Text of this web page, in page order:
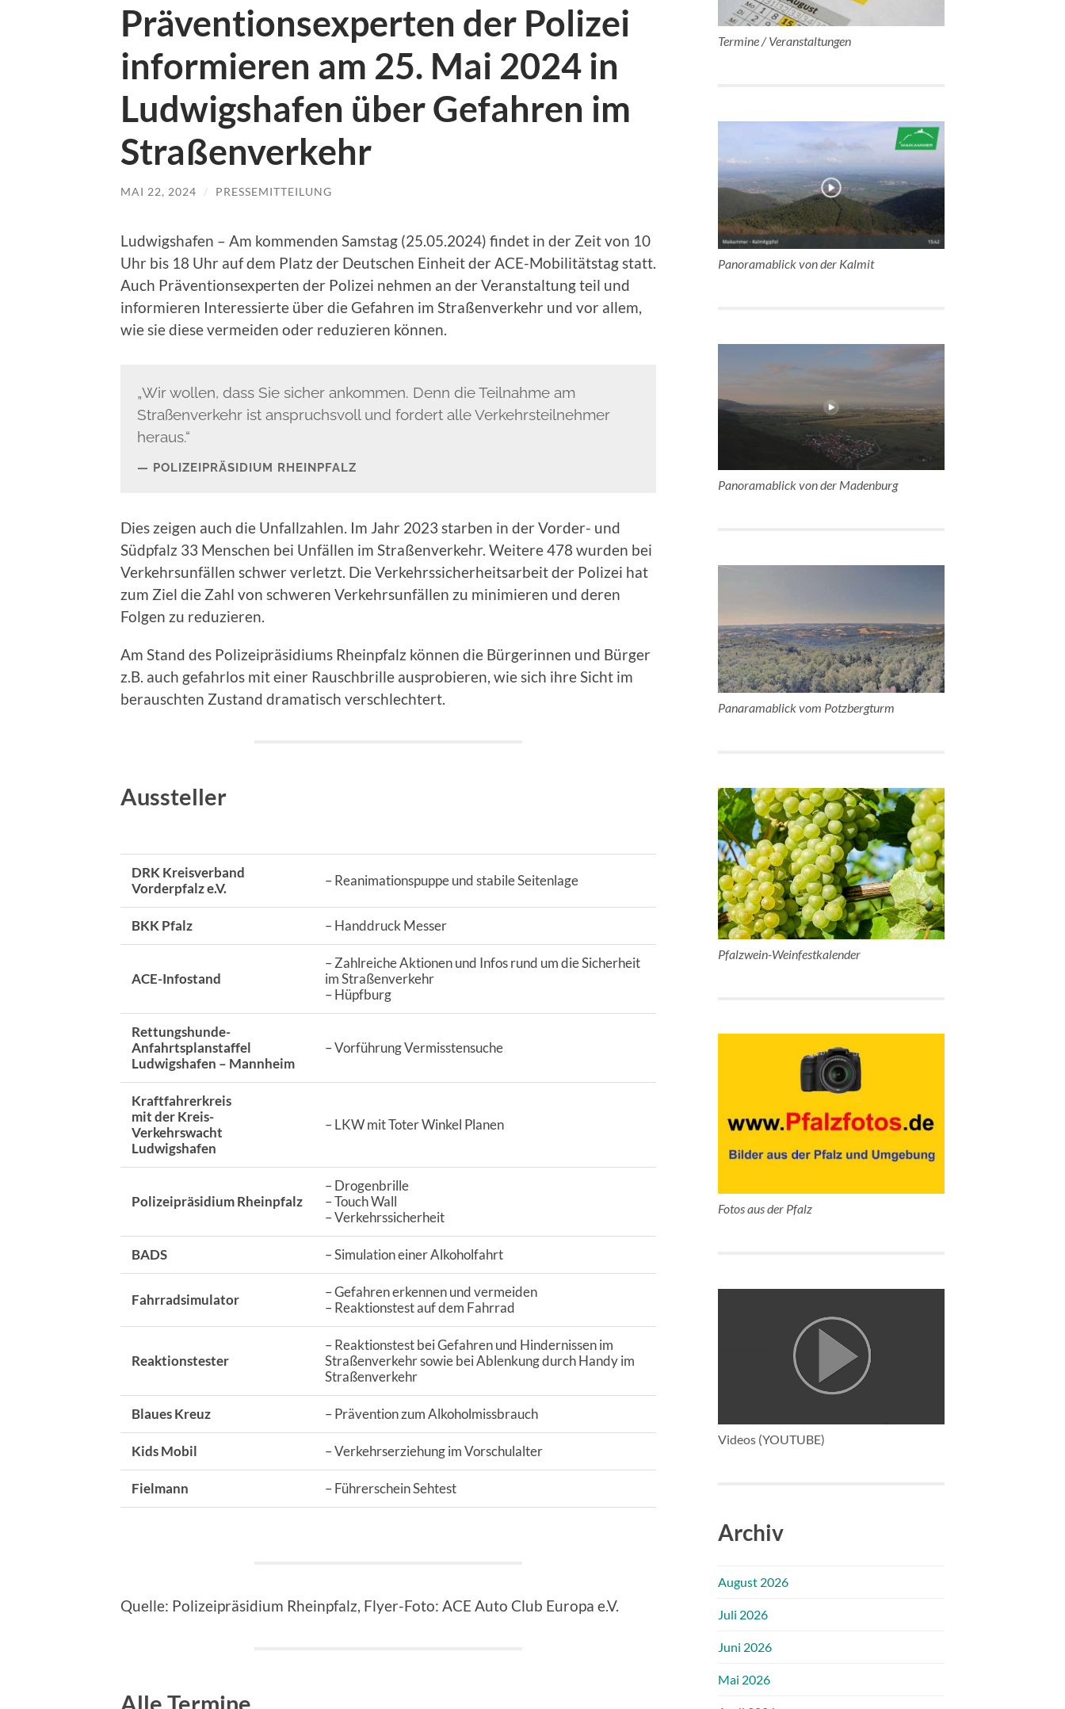
Präventionsexperten der Polizei
informieren am 25. Mai 2024 in
Ludwigshafen über Gefahren im
Straßenverkehr
MAI 22, 2024 / PRESSEMITTEILUNG
Ludwigshafen – Am kommenden Samstag (25.05.2024) findet in der Zeit von 10
Uhr bis 18 Uhr auf dem Platz der Deutschen Einheit der ACE-Mobilitätstag statt.
Auch Präventionsexperten der Polizei nehmen an der Veranstaltung teil und
informieren Interessierte über die Gefahren im Straßenverkehr und vor allem,
wie sie diese vermeiden oder reduzieren können.
„Wir wollen, dass Sie sicher ankommen. Denn die Teilnahme am
Straßenverkehr ist anspruchsvoll und fordert alle Verkehrsteilnehmer
heraus.“
POLIZEIPRÄSIDIUM RHEINPFALZ
Dies zeigen auch die Unfallzahlen. Im Jahr 2023 starben in der Vorder- und
Südpfalz 33 Menschen bei Unfällen im Straßenverkehr. Weitere 478 wurden bei
Verkehrsunfällen schwer verletzt. Die Verkehrssicherheitsarbeit der Polizei hat
zum Ziel die Zahl von schweren Verkehrsunfällen zu minimieren und deren
Folgen zu reduzieren.
Am Stand des Polizeipräsidiums Rheinpfalz können die Bürgerinnen und Bürger
z.B. auch gefahrlos mit einer Rauschbrille ausprobieren, wie sich ihre Sicht im
berauschten Zustand dramatisch verschlechtert.
Aussteller
DRK Kreisverband
Vorderpfalz e.V.
– Reanimationspuppe und stabile Seitenlage
BKK Pfalz – Handdruck Messer
ACE-Infostand
– Zahlreiche Aktionen und Infos rund um die Sicherheit
im Straßenverkehr
– Hüpfburg
Rettungshunde-
Anfahrtsplanstaffel
Ludwigshafen – Mannheim
– Vorführung Vermisstensuche
Kraftfahrerkreis
mit der Kreis-
Verkehrswacht
Ludwigshafen
– LKW mit Toter Winkel Planen
Polizeipräsidium Rheinpfalz
– Drogenbrille
– Touch Wall
– Verkehrssicherheit
BADS – Simulation einer Alkoholfahrt
Fahrradsimulator
– Gefahren erkennen und vermeiden
– Reaktionstest auf dem Fahrrad
Reaktionstester
– Reaktionstest bei Gefahren und Hindernissen im
Straßenverkehr sowie bei Ablenkung durch Handy im
Straßenverkehr
Blaues Kreuz – Prävention zum Alkoholmissbrauch
Kids Mobil – Verkehrserziehung im Vorschulalter
Fielmann – Führerschein Sehtest
Quelle: Polizeipräsidium Rheinpfalz, Flyer-Foto: ACE Auto Club Europa e.V.
Alle Termine
Termine / Veranstaltungen
Panoramablick von der Kalmit
Panoramablick von der Madenburg
Panaramablick vom Potzbergturm
Pfalzwein-Weinfestkalender
Fotos aus der Pfalz
Videos (YOUTUBE)
Archiv
August 2026
Juli 2026
Juni 2026
Mai 2026